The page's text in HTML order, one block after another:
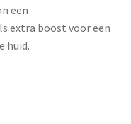
een
extra boost voor een
huid.